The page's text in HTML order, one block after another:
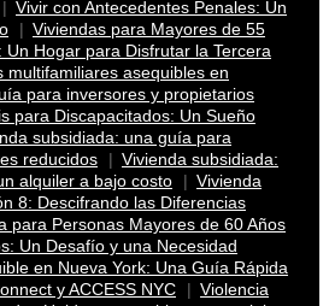
Vivir con Antecedentes Penales: Un
Viviendas para Mayores de 55
Un Hogar para Disfrutar la Tercera
multifamiliares asequibles en
para inversores y propietarios
para Discapacitados: Un Sueño
subsidiada: una guía para
reducidos
Vivienda subsidiada:
alquiler a bajo costo
Vivienda
8: Descifrando las Diferencias
para Personas Mayores de 60 Años
Un Desafío y una Necesidad
en Nueva York: Una Guía Rápida
y ACCESS NYC
Violencia